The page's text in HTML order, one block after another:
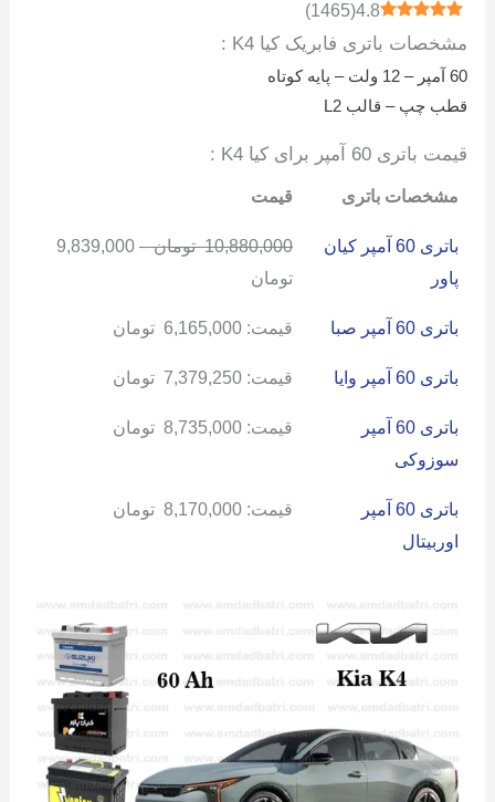
4.8
(
1465
)
مشخصات باتری فابریک کیا K4 :
60 آمپر – 12 ولت – پایه کوتاه
قطب چپ – قالب L2
قیمت باتری 60 آمپر برای کیا K4 :
مشخصات باتری قیمت
باتری 60 آمپر کیان
پاور
10,880,000 تومان –
9,839,000
تومان
باتری 60 آمپر صبا قیمت: 6,165,000 تومان
باتری 60 آمپر وایا قیمت: 7,379,250 تومان
باتری 60 آمپر
سوزوکی
قیمت: 8,735,000 تومان
باتری 60 آمپر
اوربیتال
قیمت: 8,170,000 تومان